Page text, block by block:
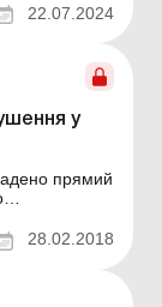
вид
22.07.2024
у
прямий
грн. Під
в
28.02.2018